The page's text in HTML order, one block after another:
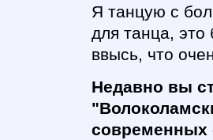
Я танцую с
для танца,
ввысь, что
Недавно вы
современных